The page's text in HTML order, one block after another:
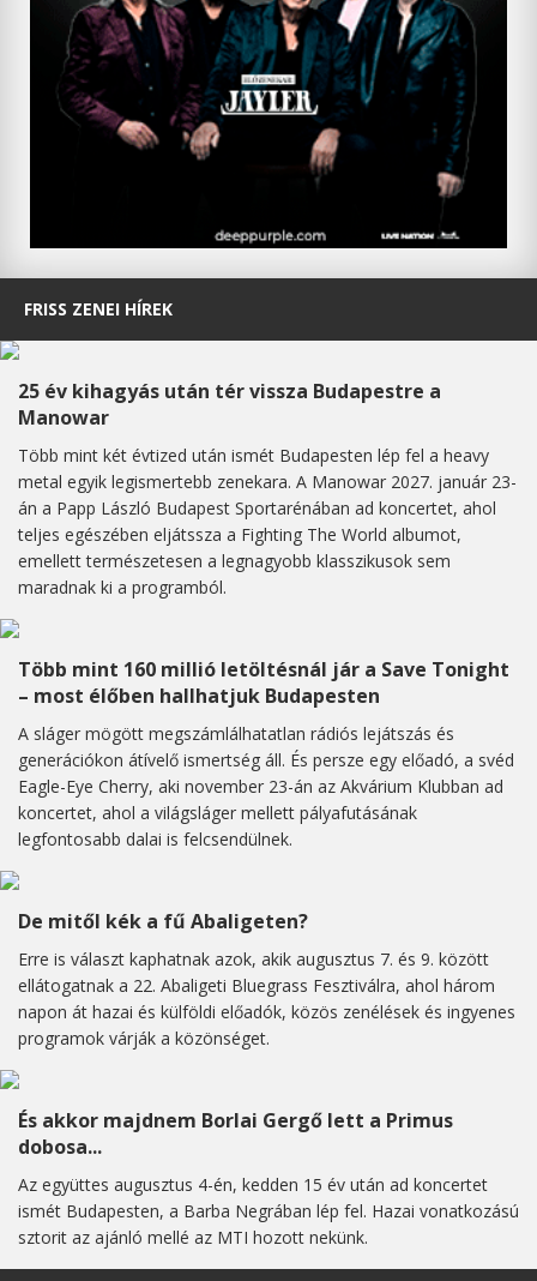
FRISS ZENEI HÍREK
25 év kihagyás után tér vissza Budapestre a
Manowar
Több mint két évtized után ismét Budapesten lép fel a heavy
metal egyik legismertebb zenekara. A Manowar 2027. január 23-
án a Papp László Budapest Sportarénában ad koncertet, ahol
teljes egészében eljátssza a Fighting The World albumot,
emellett természetesen a legnagyobb klasszikusok sem
maradnak ki a programból.
Több mint 160 millió letöltésnál jár a Save Tonight
– most élőben hallhatjuk Budapesten
A sláger mögött megszámlálhatatlan rádiós lejátszás és
generációkon átívelő ismertség áll. És persze egy előadó, a svéd
Eagle-Eye Cherry, aki november 23-án az Akvárium Klubban ad
koncertet, ahol a világsláger mellett pályafutásának
legfontosabb dalai is felcsendülnek.
De mitől kék a fű Abaligeten?
Erre is választ kaphatnak azok, akik augusztus 7. és 9. között
ellátogatnak a 22. Abaligeti Bluegrass Fesztiválra, ahol három
napon át hazai és külföldi előadók, közös zenélések és ingyenes
programok várják a közönséget.
És akkor majdnem Borlai Gergő lett a Primus
dobosa...
Az együttes augusztus 4-én, kedden 15 év után ad koncertet
ismét Budapesten, a Barba Negrában lép fel. Hazai vonatkozású
sztorit az ajánló mellé az MTI hozott nekünk.